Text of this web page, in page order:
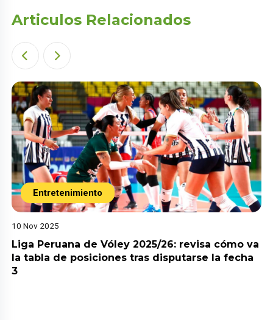
Articulos Relacionados
Entretenimiento
10 Nov 2025
Liga Peruana de Vóley 2025/26: revisa cómo va
la tabla de posiciones tras disputarse la fecha
3